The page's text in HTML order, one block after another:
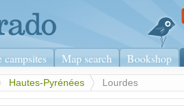
Map search Bookshop
Hautes-Pyrénées Lourdes